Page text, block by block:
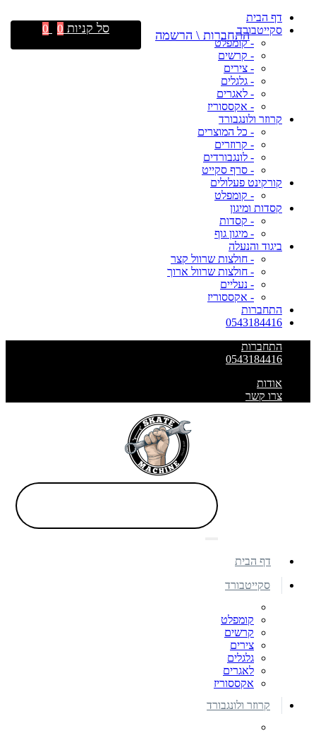
דף הבית
סקייטבורד
- קומפלט
- קרשים
- צירים
- גלגלים
- לאגרים
- אקססוריז
קרוזר ולונגבורד
- כל המוצרים
- קרוזרים
- לונגבורדים
- סרף סקייט
קורקינט פעלולים
- קומפלט
קסדות ומיגון
- קסדות
- מיגון גוף
ביגוד והנעלה
- חולצות שרוול קצר
- חולצות שרוול ארוך
- נעליים
- אקססוריז
התחברות
0543184416
התחברות
0543184416
אודות
צרו קשר
התחברות \ הרשמה סל קניות 0
0
דף הבית
סקייטבורד
קומפלט
קרשים
צירים
גלגלים
לאגרים
אקססוריז
קרוזר ולונגבורד